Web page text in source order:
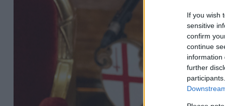
If you wish
sensitive
confirm
continue
information
further